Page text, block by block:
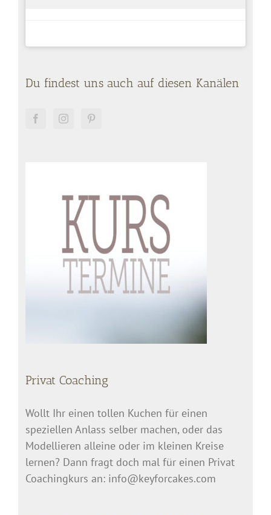
Du findest uns auch auf diesen Kanälen
Privat Coaching
Wollt Ihr einen tollen Kuchen für einen
speziellen Anlass selber machen, oder das
Modellieren alleine oder im kleinen Kreise
lernen? Dann fragt doch mal für einen Privat
Coachingkurs an: info@keyforcakes.com